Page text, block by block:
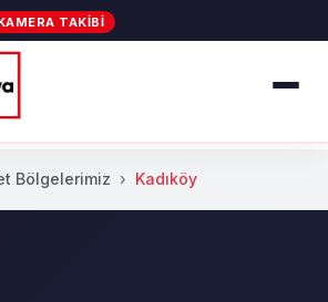
TAKIBI
Bölgelerimiz Kadıköy